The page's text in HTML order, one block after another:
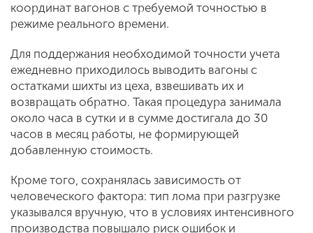
координат вагонов с требуемой точностью в
режиме реального времени.
Для поддержания необходимой точности учета
ежедневно приходилось выводить вагоны с
остатками шихты из цеха, взвешивать их и
возвращать обратно. Такая процедура занимала
около часа в сутки и в сумме достигала до 30
часов в месяц работы, не формирующей
добавленную стоимость.
Кроме того, сохранялась зависимость от
человеческого фактора: тип лома при разгрузке
указывался вручную, что в условиях интенсивного
производства повышало риск ошибок и